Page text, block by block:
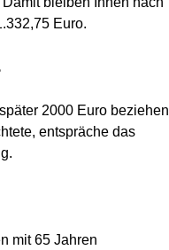
Euro.
2000 Euro beziehen
entspräche das
mit 65 Jahren